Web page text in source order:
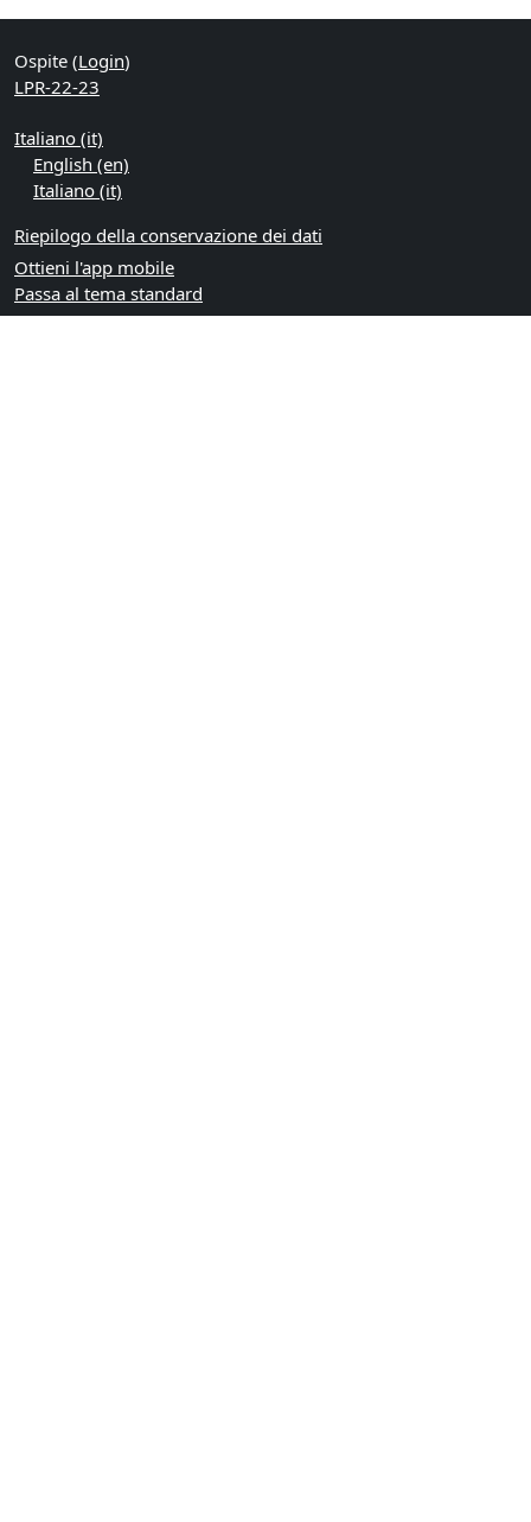
Ospite (Login)
LPR-22-23
Italiano ‎(it)‎
English ‎(en)‎
Italiano ‎(it)‎
Riepilogo della conservazione dei dati
Ottieni l'app mobile
Passa al tema standard